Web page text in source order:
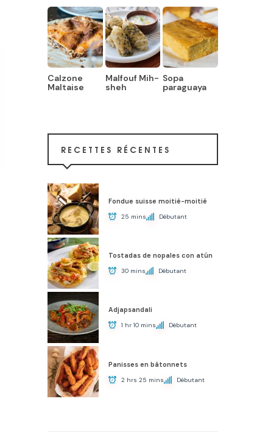
Calzone
Maltaise
Malfouf Mih-
sheh
Sopa
paraguaya
RECETTES RÉCENTES
Fondue suisse moitié-moitié
25 mins Débutant
Tostadas de nopales con atún
30 mins Débutant
Adjapsandali
1 hr 10 mins Débutant
Panisses en bâtonnets
2 hrs 25 mins Débutant